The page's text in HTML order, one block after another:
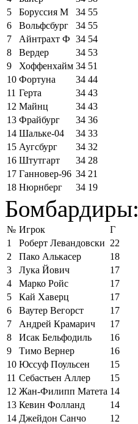
5
Боруссия М 34 55
6
Вольфсбург 34 55
7
Айнтрахт Ф 34 54
8
Вердер 34 53
9
Хоффенхайм 34 51
10 Фортуна 34 44
11 Герта 34 43
12 Майнц 34 43
13 Фрайбург 34 36
14 Шальке-04 34 33
15 Аугсбург 34 32
16 Штутгарт 34 28
17 Ганновер-96 34 21
18 Нюрнберг 34 19
Бомбардиры:
№ Игрок
Г
1
Роберт Левандовски 22
2
Пако Алькасер
18
3
Лука Йович
17
4
Марко Ройс
17
5
Кай Хаверц
17
6
Ваутер Вегорст
17
7
Андрей Крамарич
17
8
Исак Бельфодиль
16
9
Тимо Вернер
16
10 Юссуф Поульсен
15
11 Себастьен Аллер
15
12 Жан-Филипп Матета 14
13 Кевин Фолланд
14
14 Джейдон Санчо
12